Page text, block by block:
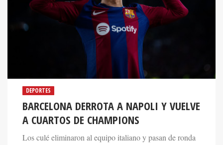
DEPORTES
BARCELONA DERROTA A NAPOLI Y VUELVE
A CUARTOS DE CHAMPIONS
Los culé eliminaron al equipo italiano y pasan de ronda